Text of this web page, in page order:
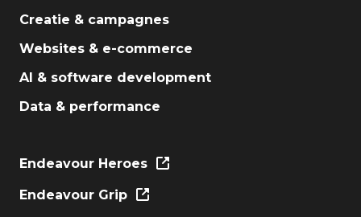
Creatie & campagnes
Websites & e-commerce
AI & software development
Data & performance
Endeavour Heroes
Endeavour Grip